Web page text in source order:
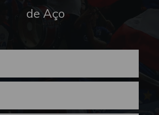
de Aço